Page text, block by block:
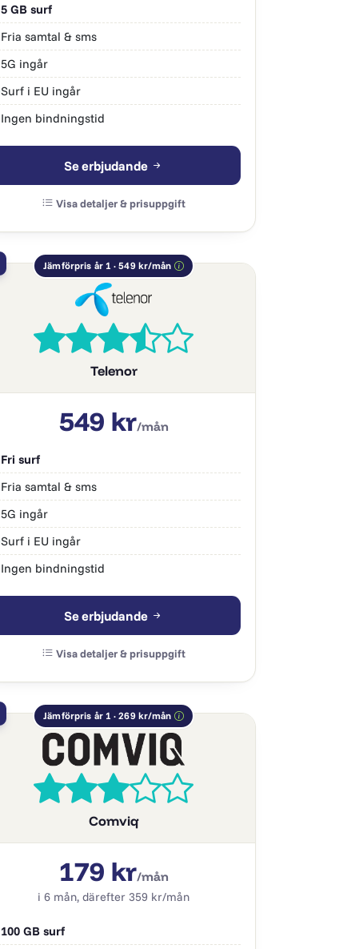
5 GB surf
Fria samtal & sms
5G ingår
Surf i EU ingår
Ingen bindningstid
Se erbjudande
Visa detaljer & prisuppgift
Jämförpris år 1 · 549 kr/mån
Telenor
549 kr/mån
Fri surf
Fria samtal & sms
5G ingår
Surf i EU ingår
Ingen bindningstid
Se erbjudande
Visa detaljer & prisuppgift
Jämförpris år 1 · 269 kr/mån
Comviq
179 kr/mån
i 6 mån, därefter 359 kr/mån
100 GB surf